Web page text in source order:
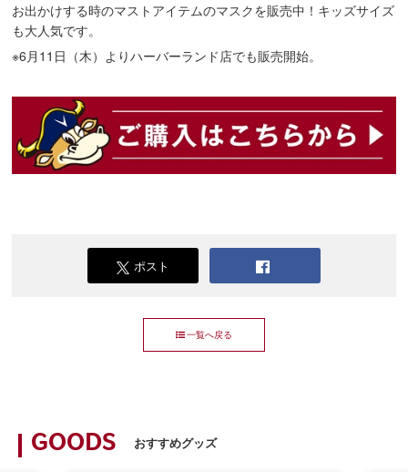
お出かけする時のマストアイテムのマスクを販売中！キッズサイズ
も大人気です。
※6月11日（木）よりハーバーランド店でも販売開始。
ポスト
一覧へ戻る
GOODS おすすめグッズ